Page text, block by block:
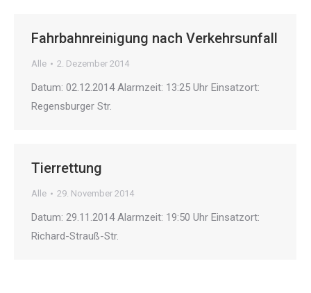
Fahrbahnreinigung nach Verkehrsunfall
Alle 2. Dezember 2014
Datum: 02.12.2014 Alarmzeit: 13:25 Uhr Einsatzort:
Regensburger Str.
Tierrettung
Alle 29. November 2014
Datum: 29.11.2014 Alarmzeit: 19:50 Uhr Einsatzort:
Richard-Strauß-Str.